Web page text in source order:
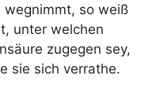
weg­nimmt, so weiß
unter wel­chen
zuge­gen sey,
sie sich verrathe.